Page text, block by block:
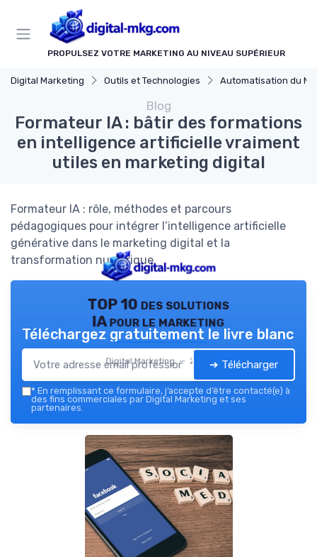
PROPULSEZ VOTRE MARKETING AU NIVEAU SUPÉRIEUR
Digital Marketing Outils et Technologies Automatisation du
Blog
Formateur IA : bâtir des formations
en intelligence artificielle vraiment
utiles en marketing digital
Formateur IA : rôle, méthodes et parcours
pédagogiques pour intégrer l’intelligence artificielle
générative dans le marketing digital et la
transformation numérique.
TOP 10 des solutions
IA pour le marketing
Digital Marketing — 2026
Téléchargez gratuitement le livre blanc
➔ Télécharger
* En remplissant ce formulaire, j’accepte d’être contacté(e) à
des fins commerciales par Digital Marketing et ses
partenaires.
Panneau de gestion des cookies